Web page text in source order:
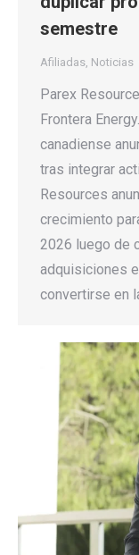
semestre
Afiliadas Noticias
Parex
Frontera
canadiense
tras integrar
Resources
crecimiento
2026 luego de
adquisiciones
convertirse en